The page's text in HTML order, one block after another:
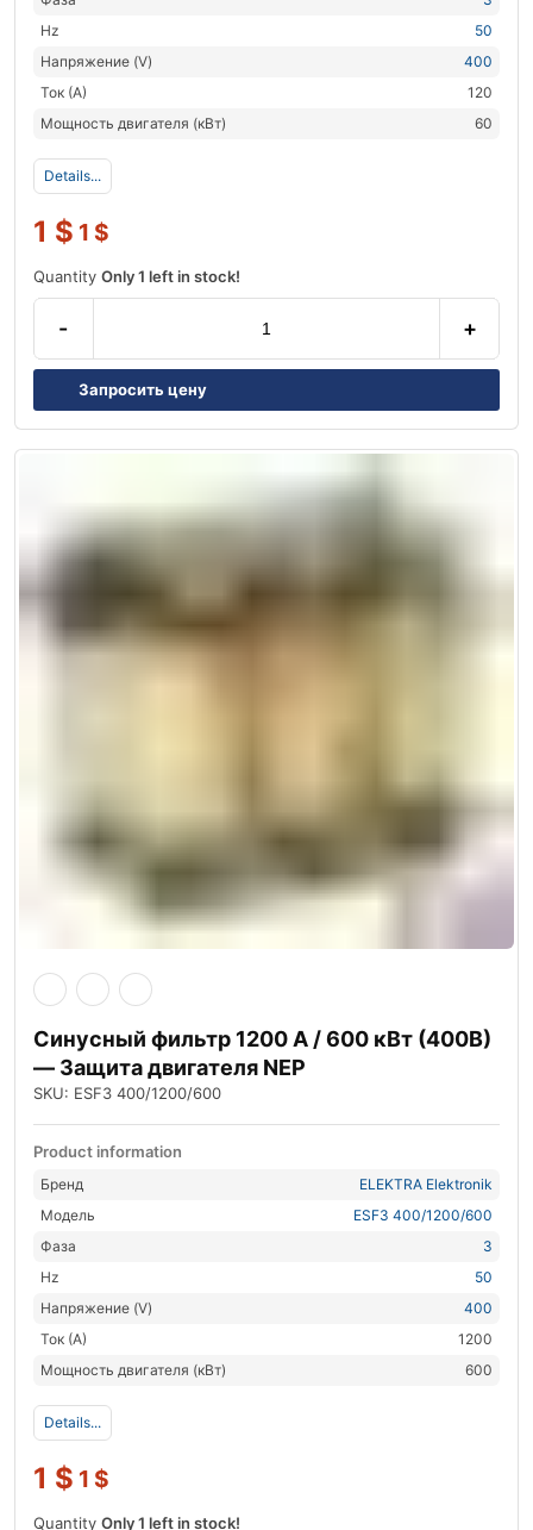
Hz
50
Напряжение (V)
400
Ток (А)
120
Мощность двигателя (кВт)
60
Details...
1 $ 1 $
Quantity Only 1 left in stock!
- +
Запросить цену
Синусный фильтр 1200 А / 600 кВт (400В)
— Защита двигателя NEP
SKU: ESF3 400/1200/600
Product information
Бренд
ELEKTRA Elektronik
Модель
ESF3 400/1200/600
Фаза
3
Hz
50
Напряжение (V)
400
Ток (А)
1200
Мощность двигателя (кВт)
600
Details...
1 $ 1 $
Quantity Only 1 left in stock!